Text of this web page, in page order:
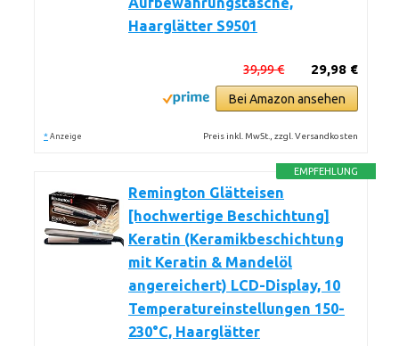
Haarglätter S9501
29,98 €
39,99 €
Bei Amazon ansehen
* Anzeige Preis inkl. MwSt., zzgl. Versandkosten
EMPFEHLUNG
Remington Glätteisen
[hochwertige Beschichtung]
Keratin (Keramikbeschichtung
mit Keratin & Mandelöl
angereichert) LCD-Display, 10
Temperatureinstellungen 150-
230°C, Haarglätter